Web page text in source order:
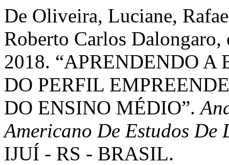
De Oliveira, Luciane,
Roberto Carlos
2018. “APRENDENDO A
DO PERFIL
DO ENSINO MÉDIO”.
Americano De Estudos De
IJUÍ - RS - BRASIL.